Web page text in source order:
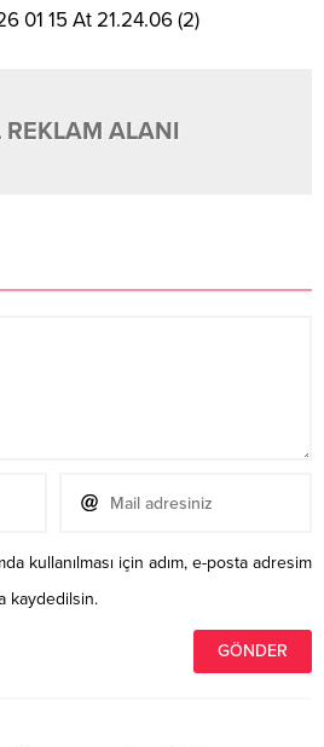
REKLAM ALANI
kullanılması için adım, e-posta adresim
kaydedilsin.